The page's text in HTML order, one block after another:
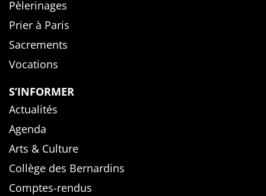
Pèlerinages
Prier à Paris
Sacrements
Vocations
S’INFORMER
Actualités
Agenda
Arts & Culture
Collège des Bernardins
Comptes-rendus